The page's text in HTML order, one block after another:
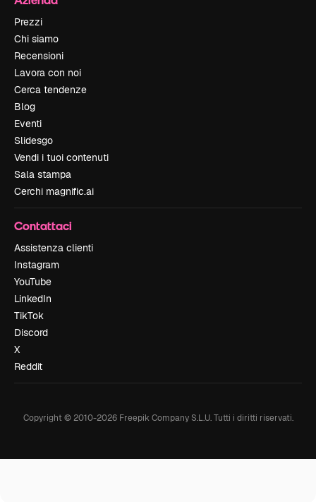
Prezzi
Chi siamo
Recensioni
Lavora con noi
Cerca tendenze
Blog
Eventi
Slidesgo
Vendi i tuoi contenuti
Sala stampa
Cerchi magnific.ai
Contattaci
Assistenza clienti
Instagram
YouTube
LinkedIn
TikTok
Discord
X
Reddit
Copyright © 2010-2026Freepik Company S.L.U. Tutti i diritti riservati.